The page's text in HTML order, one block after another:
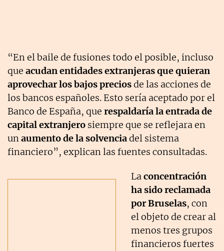
“En el baile de fusiones todo el posible, incluso
que acudan entidades extranjeras que quieran
aprovechar los bajos preciosde las acciones de
los bancos españoles. Esto sería aceptado por el
Banco de España, que respaldaría la entrada de
capital extranjero siempre que se reflejara en
unaumento de la solvenciadel sistema
financiero”, explican las fuentes consultadas.
Laconcentración
ha sido reclamada
por Bruselas, con
el objeto de crear al
menos tres grupos
financieros fuertes